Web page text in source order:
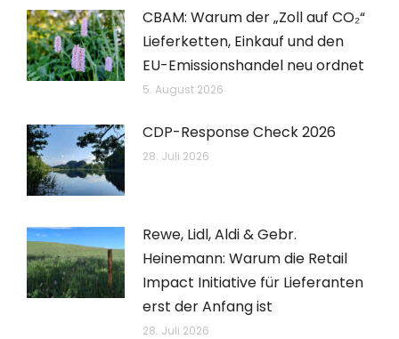
CBAM: Warum der „Zoll auf CO₂“
Lieferketten, Einkauf und den
EU-Emissionshandel neu ordnet
5. August 2026
CDP-Response Check 2026
28. Juli 2026
Rewe, Lidl, Aldi & Gebr.
Heinemann: Warum die Retail
Impact Initiative für Lieferanten
erst der Anfang ist
28. Juli 2026